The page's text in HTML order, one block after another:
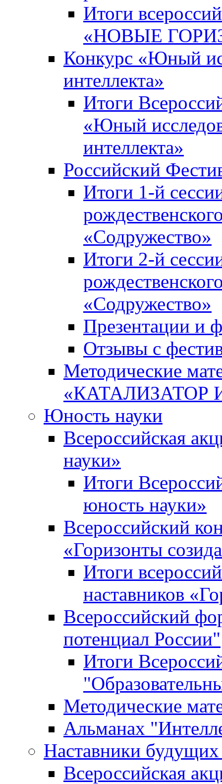
Итоги
«НОВЫЕ
Конкурс «Юный
интеллекта»
Итоги
«Юный
интеллекта»
Российский
Итоги 1-й
«Содружество»
Итоги 2-й
«Содружество»
Презентации и
Отзывы с
Методические
«КАТАЛИЗАТОР
Юность науки
Всероссийская
науки»
Итоги
юность науки»
Всероссийский
«Горизонты
Итоги
наставников
Всероссийский
потенциал России"
Итоги
Методические
Альманах
Наставники
Всероссийская